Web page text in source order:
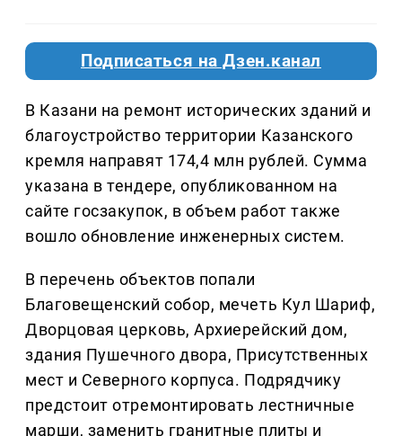
Подписаться на Дзен.канал
В Казани на ремонт исторических зданий и
благоустройство территории Казанского
кремля направят 174,4 млн рублей. Сумма
указана в тендере, опубликованном на
сайте госзакупок, в объем работ также
вошло обновление инженерных систем.
В перечень объектов попали
Благовещенский собор, мечеть Кул Шариф,
Дворцовая церковь, Архиерейский дом,
здания Пушечного двора, Присутственных
мест и Северного корпуса. Подрядчику
предстоит отремонтировать лестничные
марши, заменить гранитные плиты и